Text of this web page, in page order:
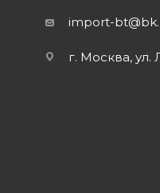
import-
г. Москва, ул.